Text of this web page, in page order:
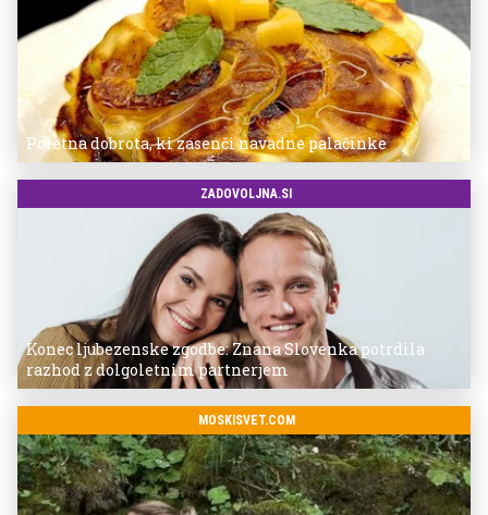
Poletna dobrota, ki zasenči navadne palačinke
ZADOVOLJNA.SI
Konec ljubezenske zgodbe: Znana Slovenka potrdila
razhod z dolgoletnim partnerjem
MOSKISVET.COM